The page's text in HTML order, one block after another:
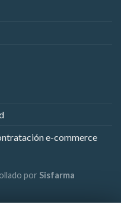
e-commerce
por Sisfarma